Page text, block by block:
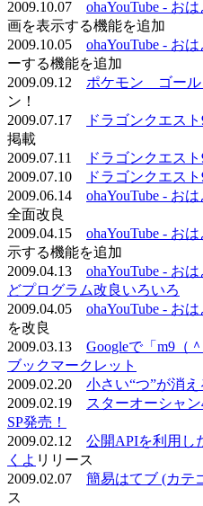
2009.10.07 ohaYouTube - お
画を表示する機能を追加
2009.10.05 ohaYouTube - お
ーする機能を追加
2009.09.12 ポケモン ゴール
ン！
2009.07.17
ドラゴンクエス
掲載
2009.07.11
ドラゴンクエス
2009.07.10
ドラゴンクエス
2009.06.14 ohaYouTube - お
全面改良
2009.04.15 ohaYouTube - お
示する機能を追加
2009.04.13 ohaYouTube - お
どプログラム改良いろいろ
2009.04.05 ohaYouTube - お
を改良
2009.03.13 Googleで「m9（
ブックマークレット
2009.02.20 小さい“つ”が消
2009.02.19
スターオーシャン
SP発売！
2009.02.12 公開APIを利用し
くよ リリース
2009.02.07 簡易はてブ (カテ
ス